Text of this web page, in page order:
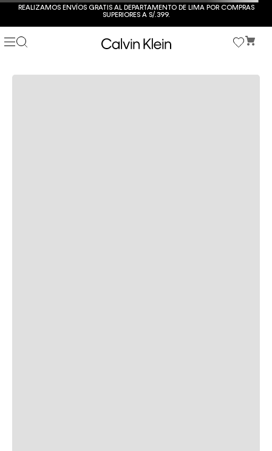
REALIZAMOS ENVÍOS GRATIS AL DEPARTAMENTO DE LIMA POR COMPRAS
SUPERIORES A S/.399.